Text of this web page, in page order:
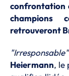
confrontation
champions
retrouveront
"Irresponsable"
Heiermann, le